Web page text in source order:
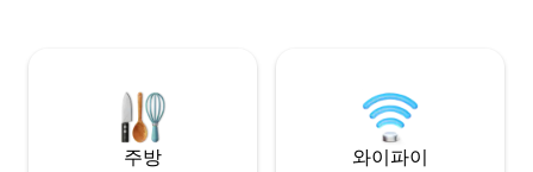
거 타는 사람, 그리고 도심에서 몇 걸음 떨어
진 세련되고 모험적인 휴식을 찾는 사람에
게 이상적입니다.
주방 와이파이